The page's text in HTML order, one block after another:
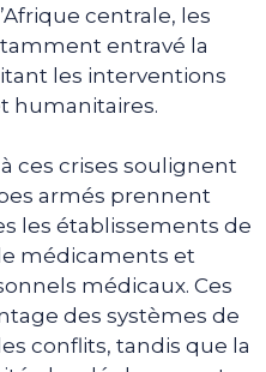
centrale, les
entravé la
les interventions
humanitaires.
ces crises soulignent
armés prennent
les établissements de
médicaments et
médicaux. Ces
des systèmes de
conflits, tandis que la